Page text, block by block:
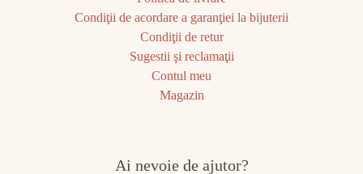
Condiţii de acordare a garanţiei la bijuterii
Condiţii de retur
Sugestii şi reclamaţii
Contul meu
Magazin
Ai nevoie de ajutor?